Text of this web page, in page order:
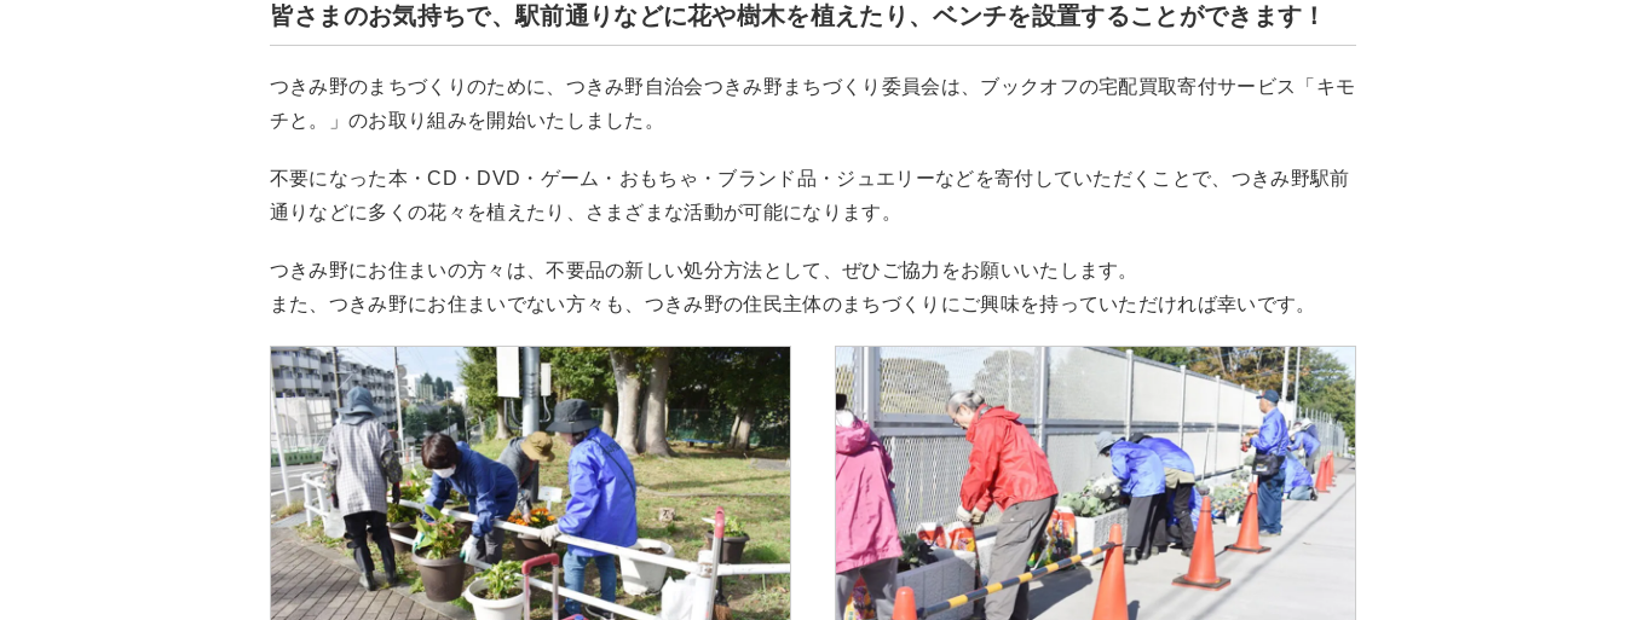
皆さまのお気持ちで、駅前通りなどに花や樹木を植えたり、ベンチを設置することができます！
つきみ野のまちづくりのために、つきみ野自治会つきみ野まちづくり委員会は、ブックオフの宅配買取寄付サービス「キモ
チと。」のお取り組みを開始いたしました。
不要になった本・CD・DVD・ゲーム・おもちゃ・ブランド品・ジュエリーなどを寄付していただくことで、つきみ野駅前
通りなどに多くの花々を植えたり、さまざまな活動が可能になります。
つきみ野にお住まいの方々は、不要品の新しい処分方法として、ぜひご協力をお願いいたします。
また、つきみ野にお住まいでない方々も、つきみ野の住民主体のまちづくりにご興味を持っていただければ幸いです。